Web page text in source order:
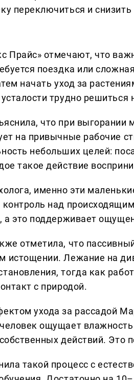
переключиться и
Прайс» отмечают, что
поездка или
начать уход за
трудно решиться
что при выгорании
на привычные рабочие
небольших целей:
такое действие
именно эти
контроль над
а это поддерживает
отметила, что
истощении. Лежание на
тогда как
с природой.
ухода за рассадой
ощущает влажность
действий. Это
такой процесс с